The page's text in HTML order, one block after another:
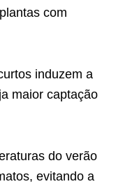
com
induzem a
maior captação
do verão
evitando a